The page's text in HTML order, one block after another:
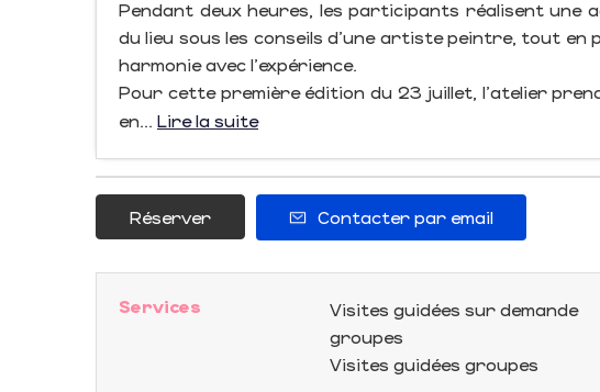
Pendant deux heures, les participants réalisent une
du lieu sous les conseils d'une artiste peintre, tout en
harmonie avec l'expérience.
Pour cette première édition du 23 juillet, l'atelier
en... Lire la suite
Réserver Contacter par email
Services
Visites guidées sur demande
groupes
Visites guidées groupes